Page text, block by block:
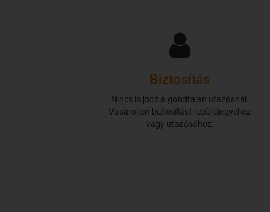
Biztosítás
Nincs is jobb a gondtalan utazásnál.
Vásároljon biztosítást repülőjegyéhez
vagy utazásához.